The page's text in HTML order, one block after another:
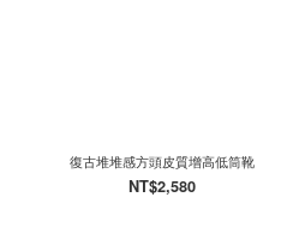
復古堆堆感方頭皮質增高低筒靴
NT$2,580